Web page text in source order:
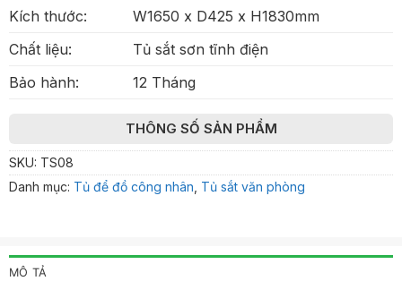
Kích thước:
W1650 x D425 x H1830mm
Chất liệu:
Tủ sắt sơn tĩnh điện
Bảo hành:
12 Tháng
THÔNG SỐ SẢN PHẨM
SKU: TS08
Danh mục: Tủ để đồ công nhân Tủ sắt văn phòng
MÔ TẢ